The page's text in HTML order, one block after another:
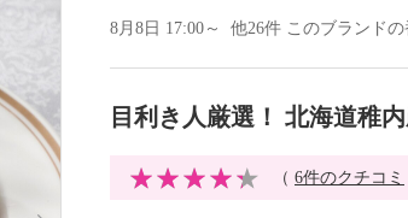
8月8日 17:00～ 他26件 このブランド
目利き人厳選！ 北海道稚
（ 6件のクチコミ